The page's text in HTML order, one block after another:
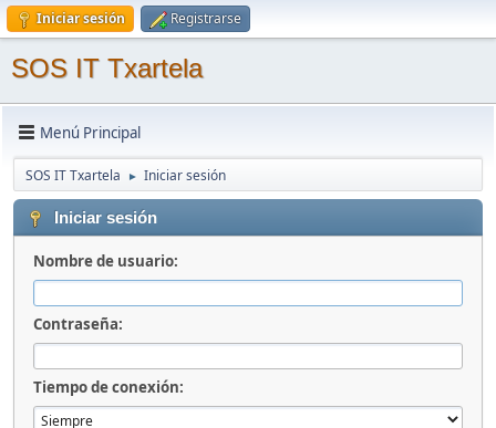
Iniciar sesión Registrarse
SOS IT Txartela
Menú Principal
SOS IT Txartela ► Iniciar sesión
Iniciar sesión
Nombre de usuario:
Contraseña:
Tiempo de conexión: